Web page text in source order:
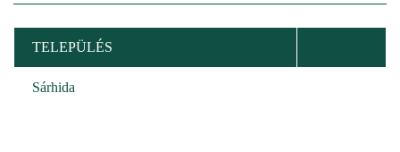
TELEPÜLÉS
Sárhida